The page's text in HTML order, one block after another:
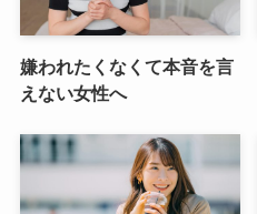
嫌われたくなくて本音を言
えない女性へ